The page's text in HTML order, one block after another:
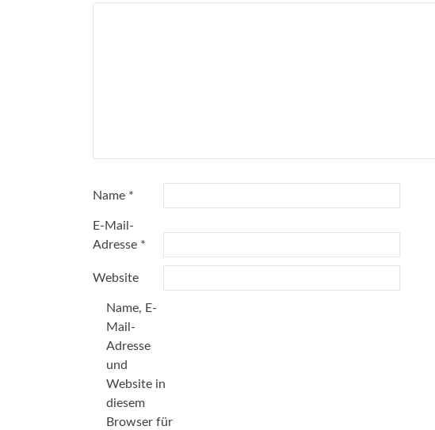
Name *
E-Mail-
Adresse *
Website
Name, E-
Mail-
Adresse
und
Website in
diesem
Browser für